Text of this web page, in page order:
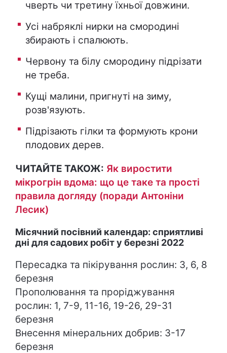
чверть чи третину їхньої довжини.
Усі набряклі нирки на смородині
збирають і спалюють.
Червону та білу смородину підрізати
не треба.
Кущі малини, пригнуті на зиму,
розв'язують.
Підрізають гілки та формують крони
плодових дерев.
ЧИТАЙТЕ ТАКОЖ: Як виростити
мікрогрін вдома: що це таке та прості
правила догляду (поради Антоніни
Лесик)
Місячний посівний календар: сприятливі
дні для садових робіт у березні 2022
Пересадка та пікірування рослин: 3, 6, 8
березня
Прополювання та проріджування
рослин: 1, 7-9, 11-16, 19-26, 29-31
березня
Внесення мінеральних добрив: 3-17
березня